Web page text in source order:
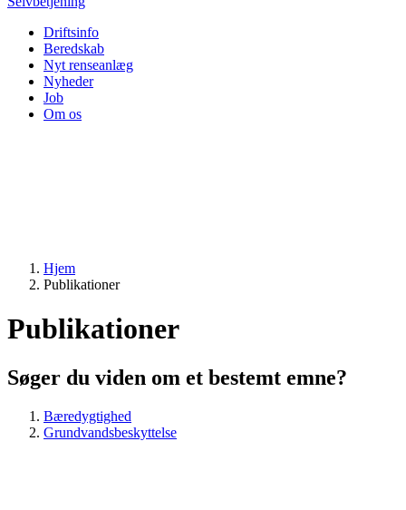
Driftsinfo
Beredskab
Nyt renseanlæg
Nyheder
Job
Om os
Hjem
Publikationer
Publikationer
Søger du viden om et bestemt emne?
Bæredygtighed
Grundvandsbeskyttelse